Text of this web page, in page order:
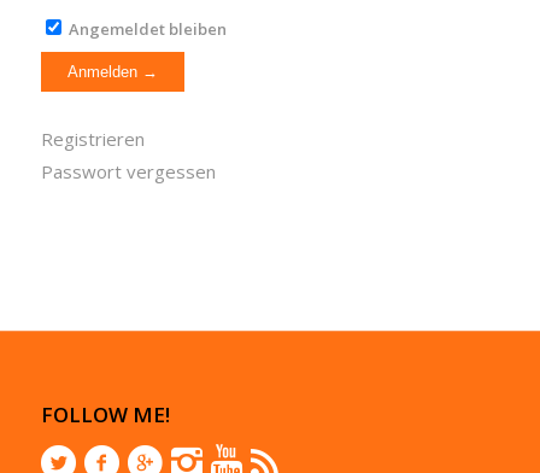
Angemeldet bleiben
Registrieren
Passwort vergessen
FOLLOW ME!